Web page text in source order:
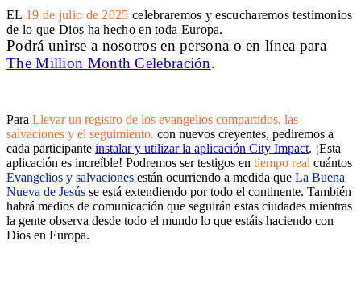
EL 19 de julio de 2025 celebraremos y escucharemos testimonios
de lo que Dios ha hecho en toda Europa.
Podrá unirse a nosotros en persona o en línea para
The Million Month Celebración.
Para Llevar un registro de los evangelios compartidos, las
salvaciones y el seguimiento. con nuevos creyentes, pediremos a
cada participante instalar y utilizar la aplicación City Impact. ¡Esta
aplicación es increíble! Podremos ser testigos en tiempo real cuántos
Evangelios y salvaciones están ocurriendo a medida que La Buena
Nueva de Jesús se está extendiendo por todo el continente. También
habrá medios de comunicación que seguirán estas ciudades mientras
la gente observa desde todo el mundo lo que estáis haciendo con
Dios en Europa.